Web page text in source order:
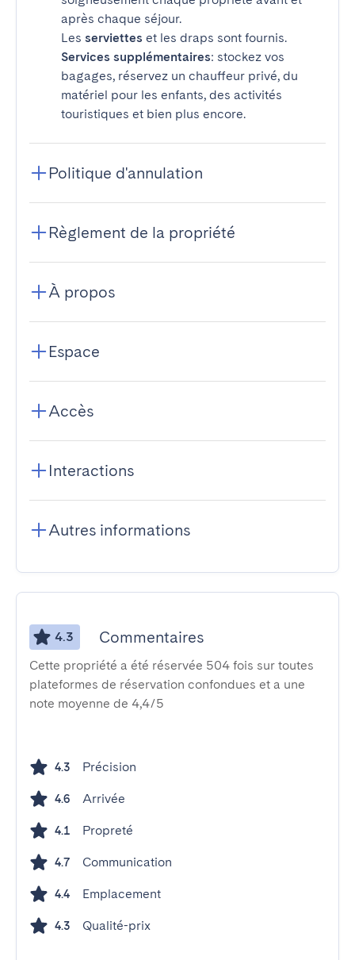
après chaque séjour.
Les serviettes et les draps sont fournis.
Services supplémentaires: stockez vos
bagages, réservez un chauffeur privé, du
matériel pour les enfants, des activités
touristiques et bien plus encore.
Politique d'annulation
Règlement de la propriété
À propos
Espace
Accès
Interactions
Autres informations
4.3 Commentaires
Cette propriété a été réservée 504 fois sur toutes
plateformes de réservation confondues et a une
note moyenne de 4,4/5
4.3 Précision
4.6 Arrivée
4.1 Propreté
4.7 Communication
4.4 Emplacement
4.3 Qualité-prix